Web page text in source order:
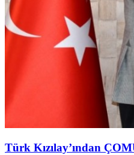
Türk Kızılay’ından